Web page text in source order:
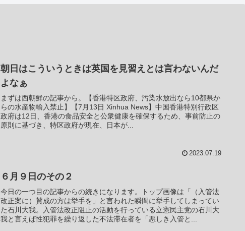
朝日はこういうときは英国を見習えとは言わないんだ
よなぁ
まずは西朝鮮の記事から。【香港特区政府、汚染水放出なら10都県か
らの水産物輸入禁止】【7月13日 Xinhua News】中国香港特別行政区
政府は12日、香港の食品安全と公衆健康を確保するため、事前防止の
原則に基づき、特区政府が現在、日本が...
2023.07.19
６月９日のその２
今日の一つ目の記事からの続きになります。トップ画像は「（入管法
改正案に）賛成の方は挙手を」と言われた瞬間に挙手してしまってい
た石川大我。入管法改正阻止の活動を行っている立憲民主党の石川大
我と言えば性犯罪を繰り返した不法滞在者を「悪しき入管と...